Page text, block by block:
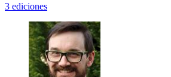
3 ediciones